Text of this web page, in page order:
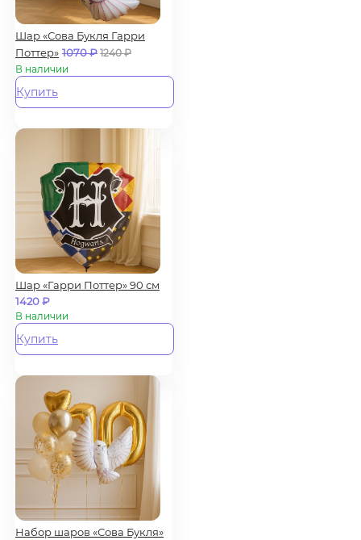
Шар «Сова Букля Гарри
Поттер» 1070₽ 1240₽
В наличии
Купить
Шар «Гарри Поттер» 90 см
1420₽
В наличии
Купить
Набор шаров «Сова Букля»